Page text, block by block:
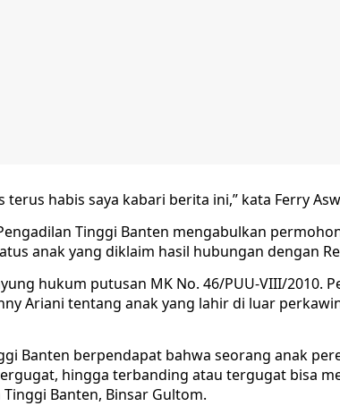
terus habis saya kabari berita ini,” kata Ferry
Tinggi Banten mengabulkan
anak yang diklaim hasil hubungan dengan
hukum putusan MK No. 46/PUU-VIII/2010.
Ariani tentang anak yang lahir di luar
Banten berpendapat bahwa seorang anak
hingga terbanding atau tergugat bisa
Banten, Binsar Gultom.